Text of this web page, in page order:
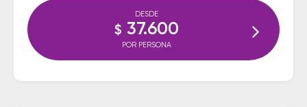
DESDE
$ 37.600
POR PERSONA